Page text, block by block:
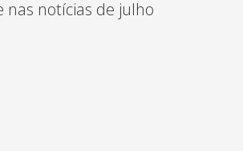
nas notícias de julho